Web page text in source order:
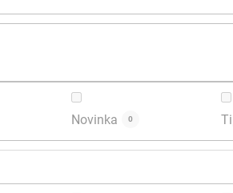
Novinka 0